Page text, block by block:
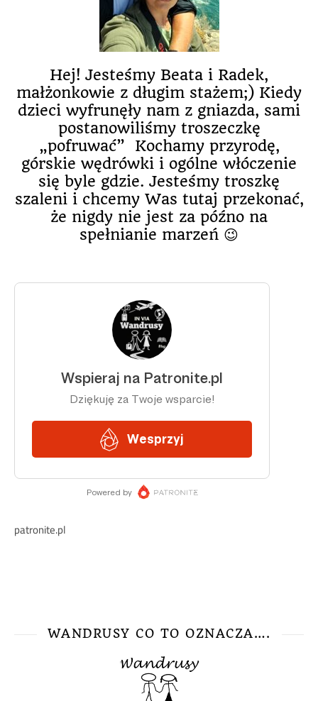
Hej! Jesteśmy Beata i Radek,
małżonkowie z długim stażem;) Kiedy
dzieci wyfrunęły nam z gniazda, sami
postanowiliśmy troszeczkę
„pofruwać” Kochamy przyrodę,
górskie wędrówki i ogólne włóczenie
się byle gdzie. Jesteśmy troszkę
szaleni i chcemy Was tutaj przekonać,
że nigdy nie jest za późno na
spełnianie marzeń 😉
patronite.pl
WANDRUSY CO TO OZNACZA….